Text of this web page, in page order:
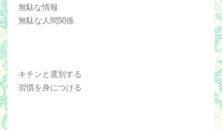
無駄な情報
無駄な人間関係
キチンと選別する
習慣を身につける